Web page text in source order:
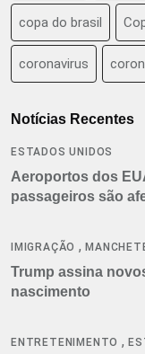
copa do brasil
coronavirus
Notícias Recentes
ESTADOS UNIDOS
Aeroportos dos
passageiros são
IMIGRAÇÃO ,
Trump assina
nascimento
ENTRETENIMENTO ,